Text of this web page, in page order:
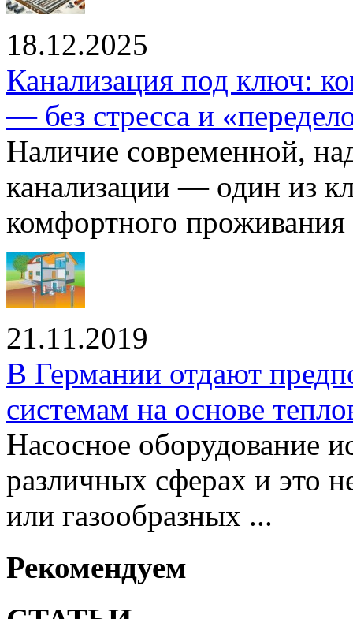
18.12.2025
Канализация под ключ:
— без стресса и
Наличие современной,
канализации — один из
комфортного проживания
21.11.2019
В Германии отдают
системам на основе
Насосное оборудование
различных сферах и это
или газообразных ...
Рекомендуем